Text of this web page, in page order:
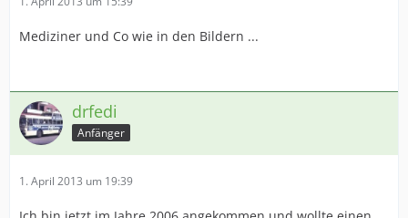
6. Addon/Mod per Repository herunterladen
heruntergeladen.
Auch ist dieser Button verwendbar um auf neue
Updates zu überprüfen.
Das gewünschte Addon nun herunterladen und
installieren, unter Mods/Addons gegebenenfalls
Mediziner und Co wie in den Bildern ...
drfedi
Anfänger
1. April 2013 um 19:39